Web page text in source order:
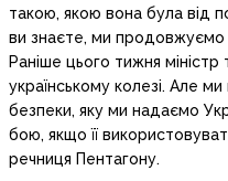
такою, якою вона була від
ви знаєте, ми продовжуємо
Раніше цього тижня
українському колезі. Але
безпеки, яку ми надаємо
бою, якщо її
речниця Пентагону.